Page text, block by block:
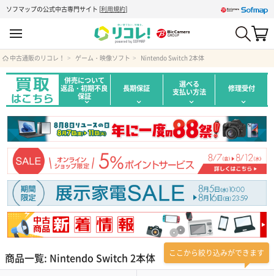
ソフマップの公式中古専門サイト [利用規約]
中古通販のリコレ！ ゲーム・映像ソフト Nintendo Switch 2本体
併売について
返品・初期不良
保証
長期保証 選べる
支払い方法 修理受付
商品一覧: Nintendo Switch 2本体 ここから絞り込みができます